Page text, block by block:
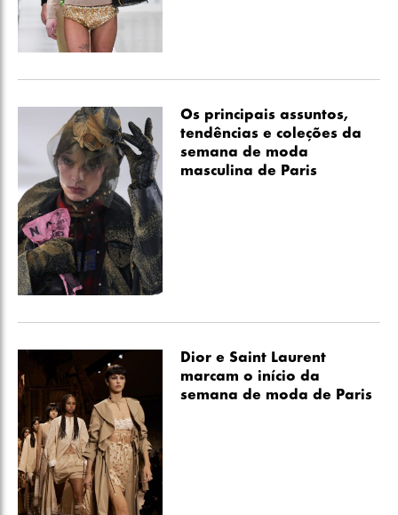
Os principais assuntos,
tendências e coleções da
semana de moda
masculina de Paris
Dior e Saint Laurent
marcam o início da
semana de moda de Paris